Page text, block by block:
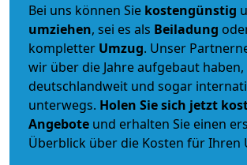
Bei uns können Sie kostengünstig
umziehen, sei es als Beiladung
kompletter Umzug. Unser
wir über die Jahre aufgebaut
deutschlandweit und sogar
unterwegs. Holen Sie sich jetzt
Angebote und erhalten Sie einen
Überblick über die Kosten für Ihren